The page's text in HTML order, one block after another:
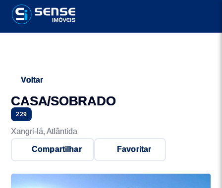
Voltar
CASA/SOBRADO
229
Xangri-lá, Atlântida
Compartilhar Favoritar